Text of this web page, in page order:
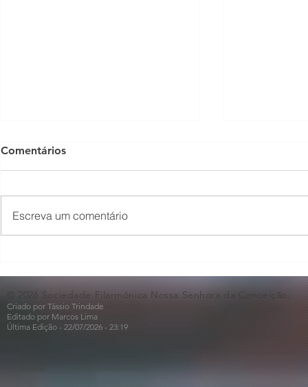
🎵🎶
ao Dia dos
Comentários
Escreva um comentário
© 2026 Sociedade Filarmônica Nossa Senhora da Conceição.
Criado por Tássio Trindade
Editado por Marcos Lima
Última Edição - 22/07/2026 - 23:19